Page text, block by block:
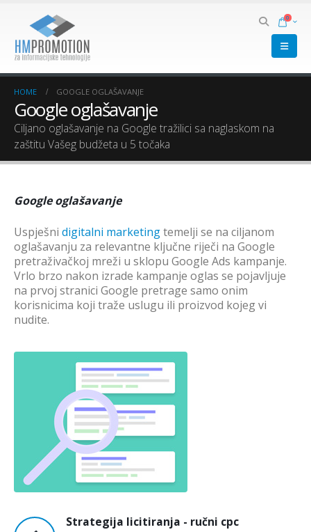
0
HOME GOOGLE OGLAŠAVANJE
Google oglašavanje
Ciljano oglašavanje na Google tražilici sa naglaskom na
zaštitu Vašeg budžeta u 5 točaka
Google oglašavanje
Uspješni digitalni marketingtemelji se na ciljanom
oglašavanju za relevantne ključne riječi na Google
pretraživačkoj mreži u sklopu Google Ads kampanje.
Vrlo brzo nakon izrade kampanje oglas se pojavljuje
na prvoj stranici Google pretrage samo onim
korisnicima koji traže uslugu ili proizvod kojeg vi
nudite.
Strategija licitiranja - ručni cpc